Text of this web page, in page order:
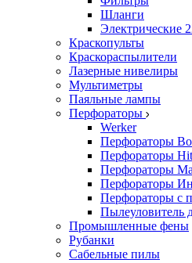
Шланги
Электрические
Краскопульты
Краскораспылители
Лазерные нивелиры
Мультиметры
Паяльные лампы
Перфораторы
Werker
Перфораторы
Перфораторы
Перфораторы
Перфораторы
Перфораторы с
Пылеуловитель
Промышленные фены
Рубанки
Сабельные пилы